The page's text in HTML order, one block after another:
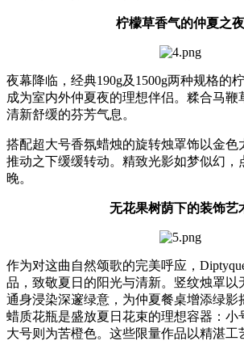
柠檬草香气的仲夏之夜
夜幕降临，经典190g及1500g两种规格的
成为室内外仲夏夜的理想伴侣。糅合马鞭
清新舒缓的芬芳气息。
搭配超大号香氛蜡烛的旋转烛罩饰以金色
推动之下缓缓转动。精致光影如梦似幻，
晚。
无花果树荫下的装饰艺
作为对这曲自然颂歌的完美呼应，
品，致敬夏日的阳光与清新。竖纹烛罩以
通身浸染深邃绿意，为仲夏餐桌增添绿影
蜡质花瓶是盛放夏日花束的理想容器：小
大号则为苦橙色。这些限量作品以精湛工